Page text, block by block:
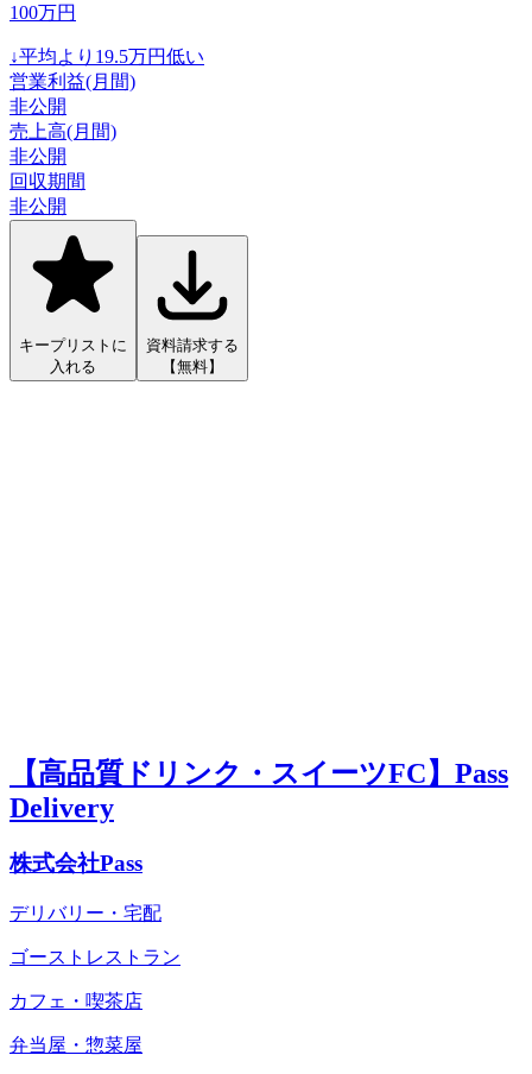
100万円
↓平均より 19.5万円低い
営業利益(月間)
非公開
売上高(月間)
非公開
回収期間
非公開
キープリストに
入れる
資料請求する
【無料】
【高品質ドリンク・スイーツFC】Pass
Delivery
株式会社Pass
デリバリー・宅配
ゴーストレストラン
カフェ・喫茶店
弁当屋・惣菜屋